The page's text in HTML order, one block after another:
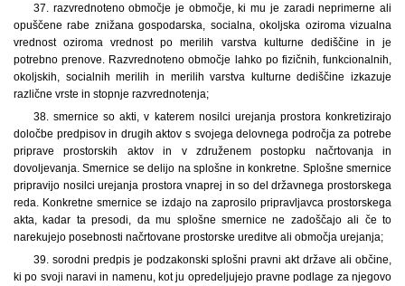
37. razvrednoteno območje je območje, ki mu je zaradi neprimerne ali
opuščene rabe znižana gospodarska, socialna, okoljska oziroma vizualna
vrednost oziroma vrednost po merilih varstva kulturne dediščine in je
potrebno prenove. Razvrednoteno območje lahko po fizičnih, funkcionalnih,
okoljskih, socialnih merilih in merilih varstva kulturne dediščine izkazuje
različne vrste in stopnje razvrednotenja;
38. smernice so akti, v katerem nosilci urejanja prostora konkretizirajo
določbe predpisov in drugih aktov s svojega delovnega področja za potrebe
priprave prostorskih aktov in v združenem postopku načrtovanja in
dovoljevanja. Smernice se delijo na splošne in konkretne. Splošne smernice
pripravijo nosilci urejanja prostora vnaprej in so del državnega prostorskega
reda. Konkretne smernice se izdajo na zaprosilo pripravljavca prostorskega
akta, kadar ta presodi, da mu splošne smernice ne zadoščajo ali če to
narekujejo posebnosti načrtovane prostorske ureditve ali območja urejanja;
39. sorodni predpis je podzakonski splošni pravni akt države ali občine,
ki po svoji naravi in namenu, kot ju opredeljujejo pravne podlage za njegovo